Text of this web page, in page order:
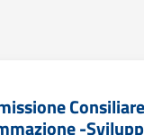
Consiliare
-